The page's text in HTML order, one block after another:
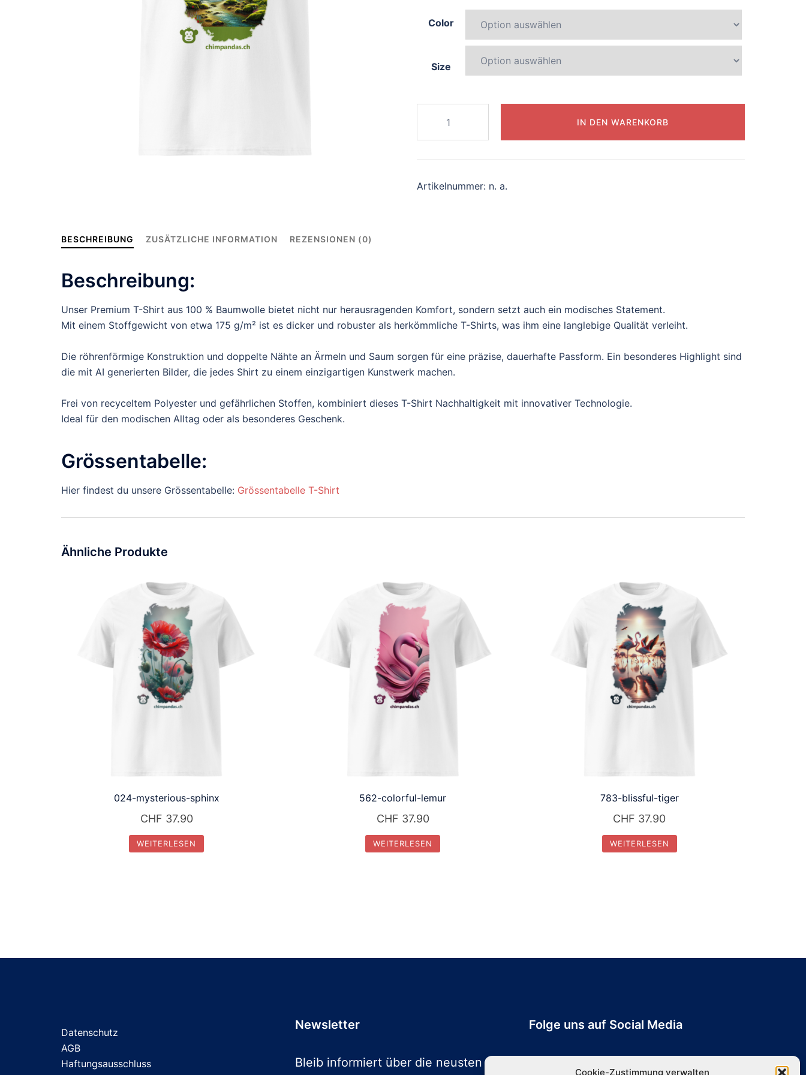
Cookie-Zustimmung verwalten
Color
Size
dragon
Menge
IN DEN WARENKORB
Artikelnummer: n. a.
BESCHREIBUNG ZUSÄTZLICHE INFORMATION REZENSIONEN (0)
Beschreibung:
Unser Premium T-Shirt aus 100 % Baumwolle bietet nicht nur herausragenden Komfort, sondern setzt auch ein modisches Statement.
Mit einem Stoffgewicht von etwa 175 g/m² ist es dicker und robuster als herkömmliche T-Shirts, was ihm eine langlebige Qualität verleiht.
Die röhrenförmige Konstruktion und doppelte Nähte an Ärmeln und Saum sorgen für eine präzise, dauerhafte Passform. Ein besonderes Highlight sind
die mit AI generierten Bilder, die jedes Shirt zu einem einzigartigen Kunstwerk machen.
Frei von recyceltem Polyester und gefährlichen Stoffen, kombiniert dieses T-Shirt Nachhaltigkeit mit innovativer Technologie.
Ideal für den modischen Alltag oder als besonderes Geschenk.
Grössentabelle:
Hier findest du unsere Grössentabelle: Grössentabelle T-Shirt
Ähnliche Produkte
024-mysterious-sphinx
CHF 37.90
WEITERLESEN
562-colorful-lemur
CHF 37.90
WEITERLESEN
783-blissful-tiger
CHF 37.90
WEITERLESEN
Datenschutz
AGB
Haftungsausschluss
Newsletter
Bleib informiert über die neusten
Folge uns auf Social Media